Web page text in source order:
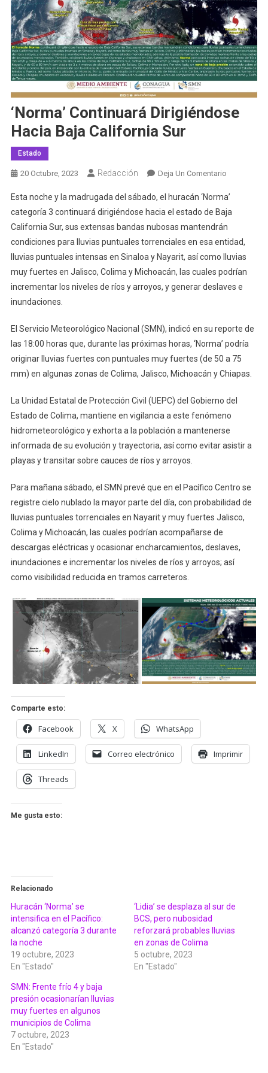
‘Norma’ Continuará Dirigiéndose
Hacia Baja California Sur
Estado
20 Octubre, 2023 Redacción Deja Un ComentarioEn
Continuará
Hacia
Baja
California
Sur
Esta noche y la madrugada del sábado, el huracán ‘Norma’
categoría 3 continuará dirigiéndose hacia el estado de Baja
California Sur, sus extensas bandas nubosas mantendrán
condiciones para lluvias puntuales torrenciales en esa entidad,
lluvias puntuales intensas en Sinaloa y Nayarit, así como lluvias
muy fuertes en Jalisco, Colima y Michoacán, las cuales podrían
incrementar los niveles de ríos y arroyos, y generar deslaves e
inundaciones.
El Servicio Meteorológico Nacional (SMN), indicó en su reporte de
las 18:00 horas que, durante las próximas horas, ‘Norma’ podría
originar lluvias fuertes con puntuales muy fuertes (de 50 a 75
mm) en algunas zonas de Colima, Jalisco, Michoacán y Chiapas.
La Unidad Estatal de Protección Civil (UEPC) del Gobierno del
Estado de Colima, mantiene en vigilancia a este fenómeno
hidrometeorológico y exhorta a la población a mantenerse
informada de su evolución y trayectoria, así como evitar asistir a
playas y transitar sobre cauces de ríos y arroyos.
Para mañana sábado, el SMN prevé que en el Pacífico Centro se
registre cielo nublado la mayor parte del día, con probabilidad de
lluvias puntuales torrenciales en Nayarit y muy fuertes Jalisco,
Colima y Michoacán, las cuales podrían acompañarse de
descargas eléctricas y ocasionar encharcamientos, deslaves,
inundaciones e incrementar los niveles de ríos y arroyos; así
como visibilidad reducida en tramos carreteros.
Comparte esto:
Facebook X WhatsApp
LinkedIn Correo electrónico Imprimir
Threads
Me gusta esto:
Relacionado
Huracán ‘Norma’ se
intensifica en el Pacífico:
alcanzó categoría 3 durante
la noche
19 octubre, 2023
En "Estado"
‘Lidia’ se desplaza al sur de
BCS, pero nubosidad
reforzará probables lluvias
en zonas de Colima
5 octubre, 2023
En "Estado"
SMN: Frente frío 4 y baja
presión ocasionarían lluvias
muy fuertes en algunos
municipios de Colima
7 octubre, 2023
En "Estado"